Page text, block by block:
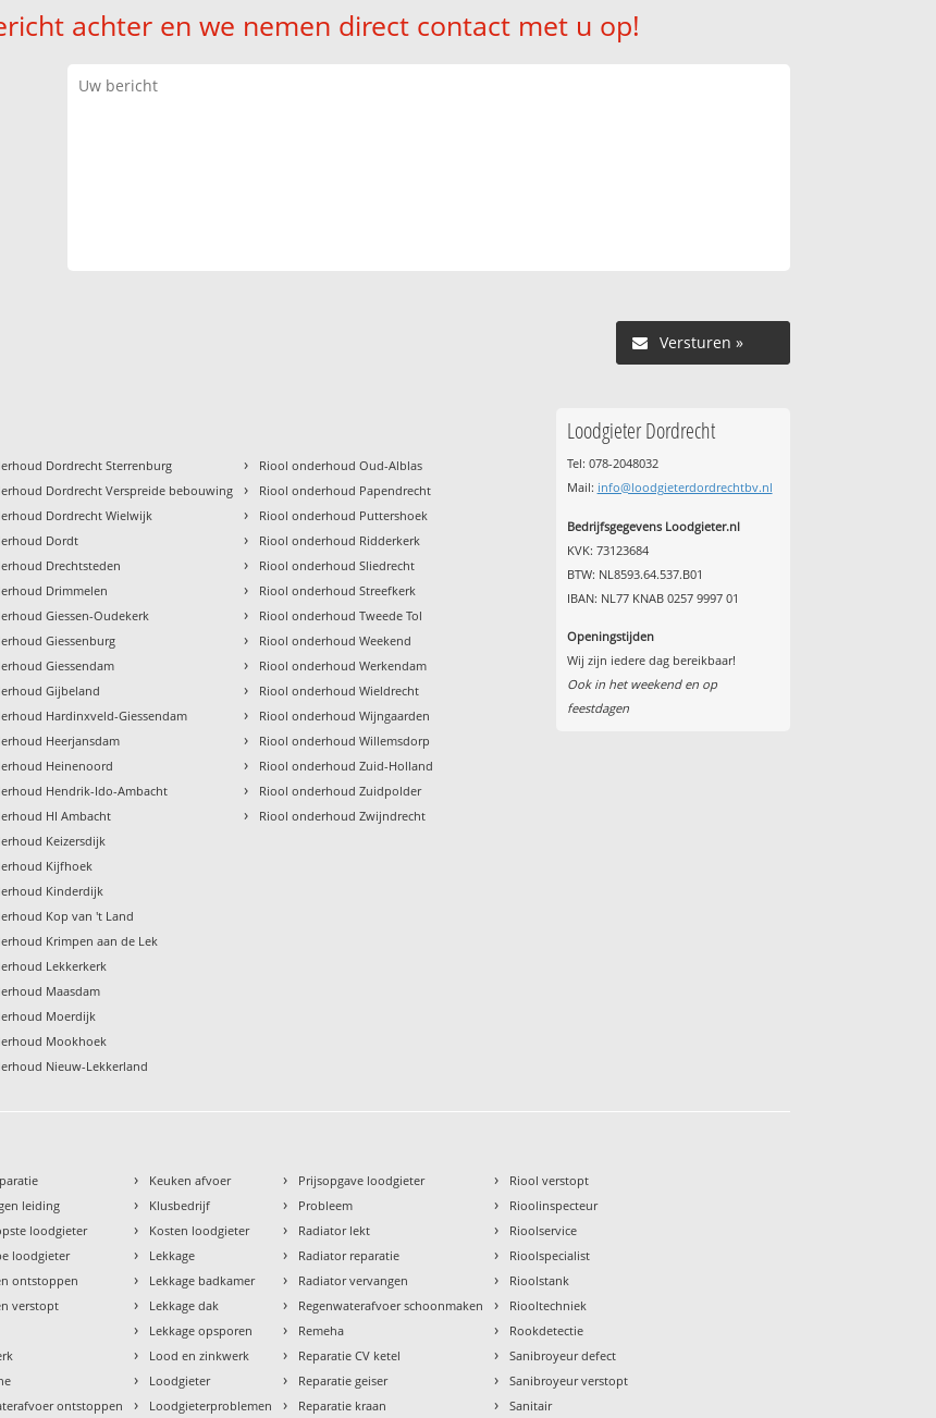
achter en we nemen direct contact met u op!
Versturen »
Dordrecht Sterrenburg
Dordrecht Verspreide bebouwing
Dordrecht Wielwijk
Dordt
Drechtsteden
Drimmelen
Giessen-Oudekerk
Giessenburg
Giessendam
Gijbeland
Hardinxveld-Giessendam
Heerjansdam
Heinenoord
Hendrik-Ido-Ambacht
HI Ambacht
Keizersdijk
Kijfhoek
Kinderdijk
Kop van 't Land
Krimpen aan de Lek
Lekkerkerk
Maasdam
Moerdijk
Mookhoek
Nieuw-Lekkerland
› Riool onderhoud Oud-Alblas
› Riool onderhoud Papendrecht
› Riool onderhoud Puttershoek
› Riool onderhoud Ridderkerk
› Riool onderhoud Sliedrecht
› Riool onderhoud Streefkerk
› Riool onderhoud Tweede Tol
› Riool onderhoud Weekend
› Riool onderhoud Werkendam
› Riool onderhoud Wieldrecht
› Riool onderhoud Wijngaarden
› Riool onderhoud Willemsdorp
› Riool onderhoud Zuid-Holland
› Riool onderhoud Zuidpolder
› Riool onderhoud Zwijndrecht
Loodgieter Dordrecht
Tel: 078-2048032
Mail: info@loodgieterdordrechtbv.nl
Bedrijfsgegevens Loodgieter.nl
KVK: 73123684
BTW: NL8593.64.537.B01
IBAN: NL77 KNAB 0257 9997 01
Openingstijden
Wij zijn iedere dag bereikbaar!
Ook in het weekend en op
feestdagen
leiding
loodgieter
loodgieter
ontstoppen
verstopt
ontstoppen
› Keuken afvoer
› Klusbedrijf
› Kosten loodgieter
› Lekkage
› Lekkage badkamer
› Lekkage dak
› Lekkage opsporen
› Lood en zinkwerk
› Loodgieter
› Loodgieterproblemen
› Prijsopgave loodgieter
› Probleem
› Radiator lekt
› Radiator reparatie
› Radiator vervangen
› Regenwaterafvoer schoonmaken
› Remeha
› Reparatie CV ketel
› Reparatie geiser
› Reparatie kraan
› Riool verstopt
› Rioolinspecteur
› Rioolservice
› Rioolspecialist
› Rioolstank
› Riooltechniek
› Rookdetectie
› Sanibroyeur defect
› Sanibroyeur verstopt
› Sanitair